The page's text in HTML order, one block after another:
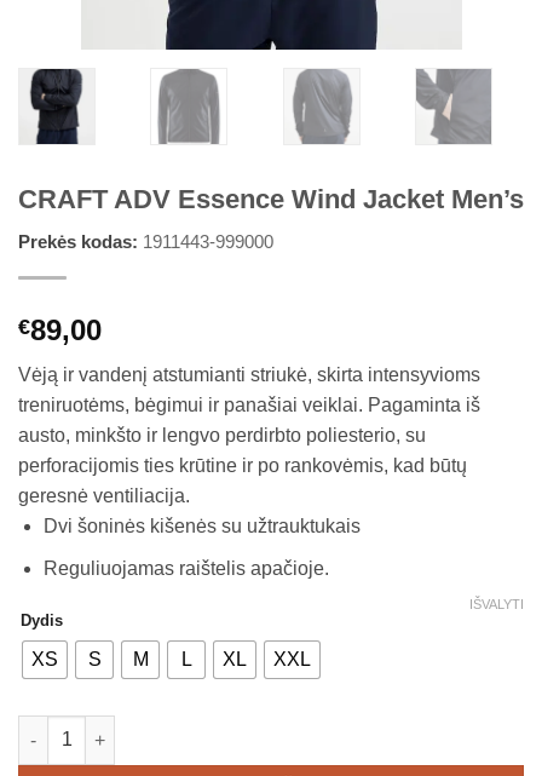
CRAFT ADV Essence Wind Jacket Men’s
Prekės kodas: 1911443-999000
€89,00
Vėją ir vandenį atstumianti striukė, skirta intensyvioms
treniruotėms, bėgimui ir panašiai veiklai. Pagaminta iš
austo, minkšto ir lengvo perdirbto poliesterio, su
perforacijomis ties krūtine ir po rankovėmis, kad būtų
geresnė ventiliacija.
Dvi šoninės kišenės su užtrauktukais
Reguliuojamas raištelis apačioje.
Dydis
XS S M L XL XXL
IŠVALYTI
produkto kiekis: CRAFT ADV Essence Wind Jacket Men's